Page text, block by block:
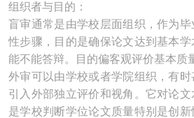
组织者与目的：
盲审通常是由学校层面组织，作为毕
性步骤，目的是确保论文达到基本
能不能答辩。目的偏客观评价基本质
外审可以由学校或者学院组织，有
引入外部独立评价和视角。它对论文
是学校判断学位论文质量特别是创新